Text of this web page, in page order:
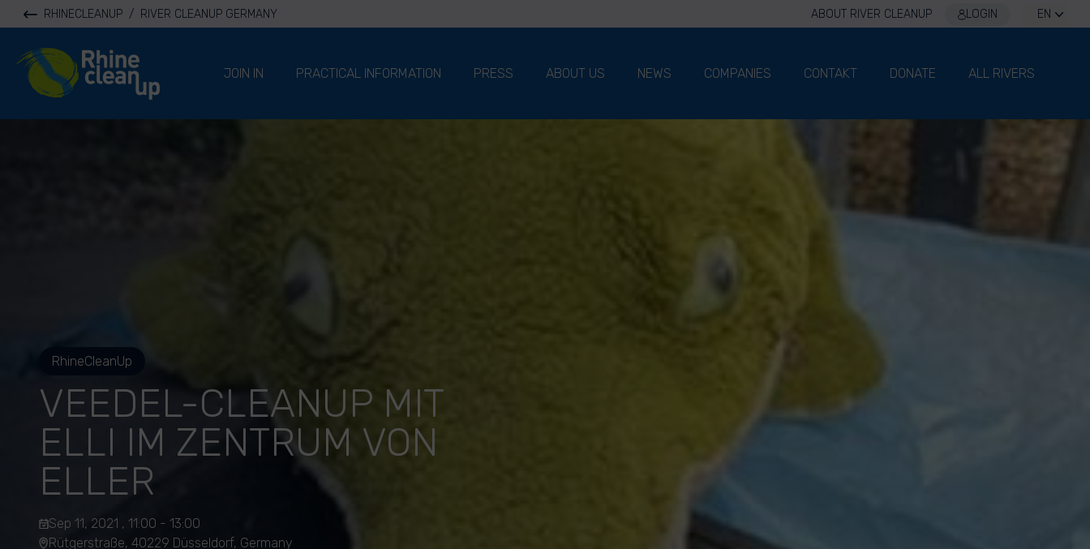
RHINECLEANUP / RIVER CLEANUP GERMANY ABOUT RIVER CLEANUP LOGIN EN
River Cleanup
JOIN IN
PRACTICAL INFORMATION PRESS ABOUT US NEWS COMPANIES CONTAKT DONATE ALL RIVERS
RhineCleanUp
VEEDEL-CLEANUP MIT
ELLI IM ZENTRUM VON
ELLER
Sep 11, 2021 , 11:00 - 13:00
Rütgerstraße, 40229 Düsseldorf, Germany